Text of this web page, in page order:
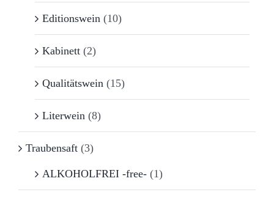
Editionswein (10)
Kabinett (2)
Qualitätswein (15)
Literwein (8)
Traubensaft (3)
ALKOHOLFREI -free- (1)